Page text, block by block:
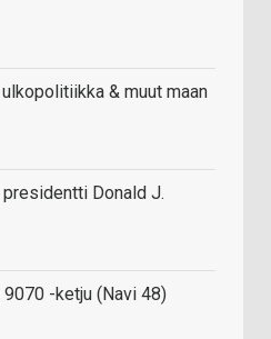
& muut maan
Donald J.
9070 -ketju (Navi 48)